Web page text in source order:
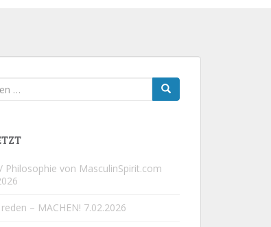
Philosophie von MasculinSpirit.com
– MACHEN! 7.02.2026